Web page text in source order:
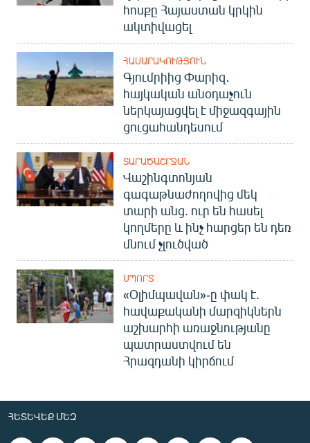
հոսքը Հայաստան կրկին
ակտիվացել
ՀԱՍԱՐԱԿՈՒԹՅՈՒՆ
Գյումրիից Փարիզ․
հայկական անօդաչուն
ներկայացվել է միջազգային
ցուցահանդեսում
ՏԱՐԱԾԱՇՐՋԱՆ
Վաշինգտոնյան
գագաթնաժողովից մեկ
տարի անց. ուր են հասել
կողմերը և ինչ հարցեր են դեռ
մնում չլուծված
ՍՊՈՐՏ
«Օլիմպավան»-ը փակ է.
հավաքականի մարզիկներն
աշխարհի առաջնությանը
պատրաստվում են
Հրազդանի կիրճում
ՀԵՏԵՎԵՔ ՄԵԶ